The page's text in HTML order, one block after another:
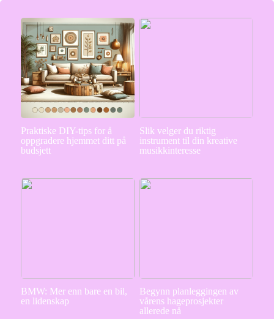
Praktiske DIY-tips for å
oppgradere hjemmet ditt på
budsjett
Slik velger du riktig
instrument til din kreative
musikkinteresse
BMW: Mer enn bare en bil,
en lidenskap
Begynn planleggingen av
vårens hageprosjekter
allerede nå